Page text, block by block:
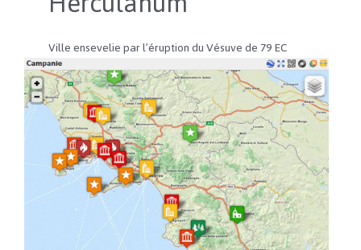
Ville ensevelie par l’éruption du Vésuve de 79 EC